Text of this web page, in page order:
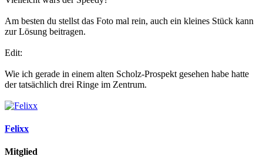
Am besten du stellst das Foto mal rein, auch ein kleines Stück kann
zur Lösung beitragen.
Edit:
Wie ich gerade in einem alten Scholz-Prospekt gesehen habe hatte
der tatsächlich drei Ringe im Zentrum.
Felixx
Mitglied